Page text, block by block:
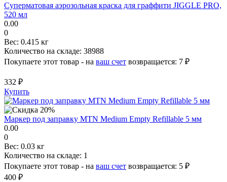
Суперматовая аэрозольная краска для граффити JIGGLE PRO,
520 мл
0.00
0
Вес: 0.415 кг
Количество на складе: 38988
Покупаете этот товар - на ваш счет возвращается: 7 ₽
332 ₽
Купить
Маркер под заправку MTN Medium Empty Refillable 5 мм
0.00
0
Вес: 0.03 кг
Количество на складе: 1
Покупаете этот товар - на ваш счет возвращается: 5 ₽
400 ₽